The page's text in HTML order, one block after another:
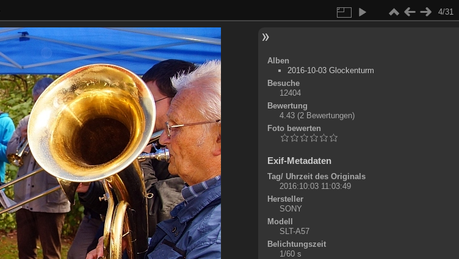
4/31
Alben
2016-10-03 Glockenturm
Besuche
12404
Bewertung
4.43 (2 Bewertungen)
Foto bewerten
Exif-Metadaten
Tag/ Uhrzeit des Originals
2016:10:03 11:03:49
Hersteller
SONY
Modell
SLT-A57
Belichtungszeit
1/60 s